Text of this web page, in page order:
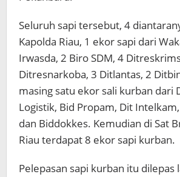
Seluruh sapi tersebut, 4
Kapolda Riau, 1 ekor sapi dari
Irwasda, 2 Biro SDM, 4
Ditresnarkoba, 3 Ditlantas, 2
masing satu ekor sali kurban dari
Logistik, Bid Propam, Dit
dan Biddokkes. Kemudian di Sat
Riau terdapat 8 ekor sapi kurban.
Pelepasan sapi kurban itu dilepas